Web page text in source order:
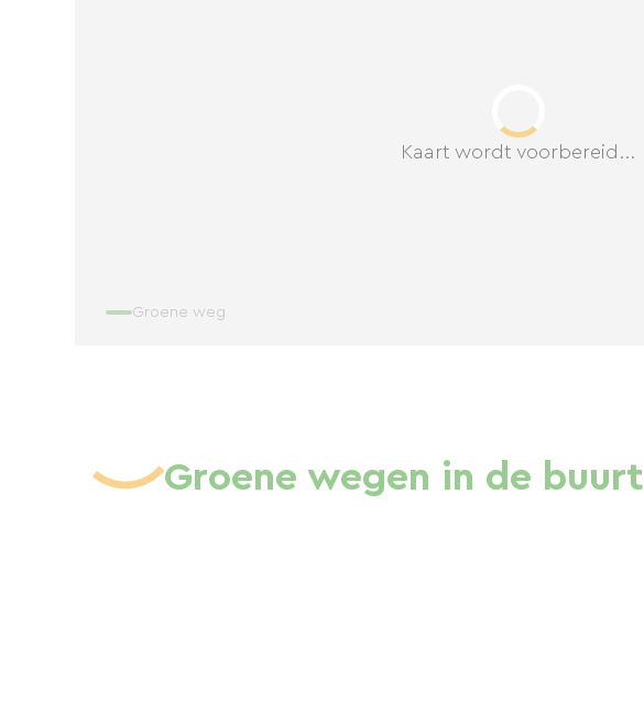
Kaart wordt voorbereid...
Groene weg
Groene wegen in de buurt